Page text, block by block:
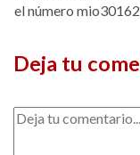
el número
Deja tu